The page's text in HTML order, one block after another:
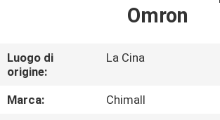
GIRO
DELLA
FABBRICA
Omron
Luogo di
origine:
La Cina
Marca:
Chimall